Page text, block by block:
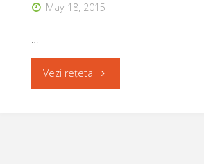
May 18, 2015
…
Vezi rețeta "Inlocuitori